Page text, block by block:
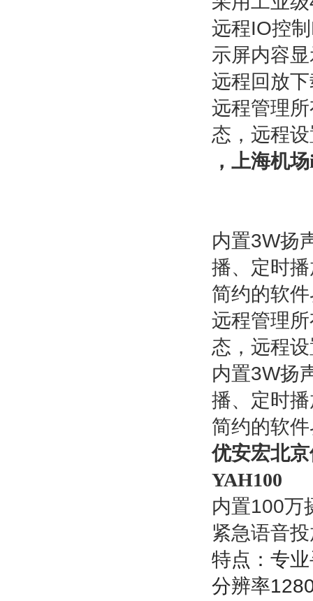
远程IO控制
示屏内容
远程回放
远程管理
态，远程
，上海机
内置3W扬
播、定时
简约的软
远程管理
态，远程
内置3W扬
播、定时
简约的软
优安宏北
YAH100
内置100万
紧急语音
特点：专
分辨率